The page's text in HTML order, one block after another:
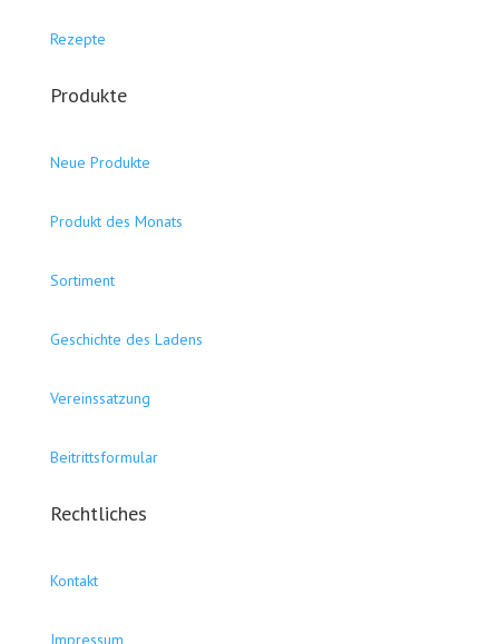
Rezepte
Produkte
Neue Produkte
Produkt des Monats
Sortiment
Geschichte des Ladens
Vereinssatzung
Beitrittsformular
Rechtliches
Kontakt
Impressum